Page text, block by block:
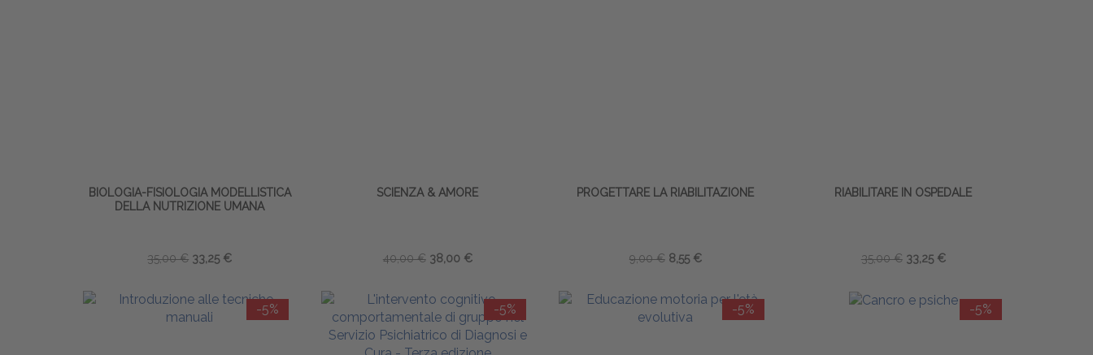
BIOLOGIA-FISIOLOGIA MODELLISTICA
DELLA NUTRIZIONE UMANA
35,00 € 33,25 €
SCIENZA & AMORE
40,00 € 38,00 €
PROGETTARE LA RIABILITAZIONE
9,00 € 8,55 €
RIABILITARE IN OSPEDALE
35,00 € 33,25 €
-5% -5% -5% -5%